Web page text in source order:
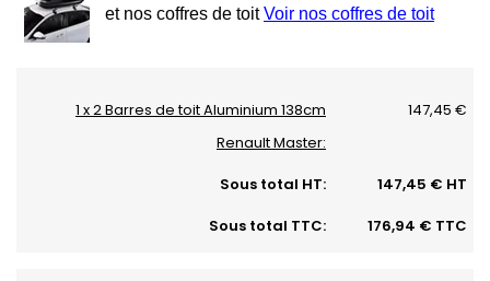
et nos coffres de toitVoir nos coffres de toit
1 x 2 Barres de toit Aluminium 138cm
Renault Master:
147,45 €
Sous total HT:
147,45 € HT
Sous total TTC:
176,94 € TTC